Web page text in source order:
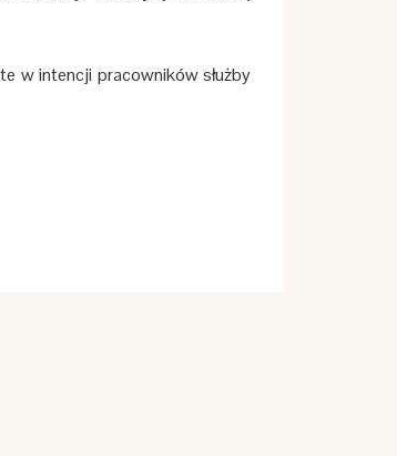
w intencji pracowników służby